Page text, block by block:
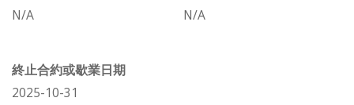
N/A
N/A
終止合約或歇業日期
2025-10-31